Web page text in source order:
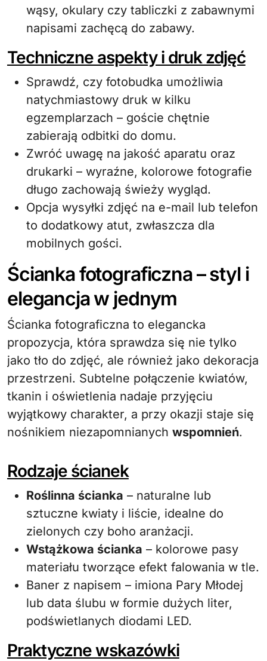
wąsy, okulary czy tabliczki z zabawnymi
napisami zachęcą do zabawy.
Techniczne aspekty i druk zdjęć
Sprawdź, czy fotobudka umożliwia
natychmiastowy druk w kilku
egzemplarzach – goście chętnie
zabierają odbitki do domu.
Zwróć uwagę na jakość aparatu oraz
drukarki – wyraźne, kolorowe fotografie
długo zachowają świeży wygląd.
Opcja wysyłki zdjęć na e-mail lub telefon
to dodatkowy atut, zwłaszcza dla
mobilnych gości.
Ścianka fotograficzna – styl i
elegancja w jednym
Ścianka fotograficzna to elegancka
propozycja, która sprawdza się nie tylko
jako tło do zdjęć, ale również jako dekoracja
przestrzeni. Subtelne połączenie kwiatów,
tkanin i oświetlenia nadaje przyjęciu
wyjątkowy charakter, a przy okazji staje się
nośnikiem niezapomnianych wspomnień.
Rodzaje ścianek
Roślinna ścianka – naturalne lub
sztuczne kwiaty i liście, idealne do
zielonych czy boho aranżacji.
Wstążkowa ścianka – kolorowe pasy
materiału tworzące efekt falowania w tle.
Baner z napisem – imiona Pary Młodej
lub data ślubu w formie dużych liter,
podświetlanych diodami LED.
Praktyczne wskazówki